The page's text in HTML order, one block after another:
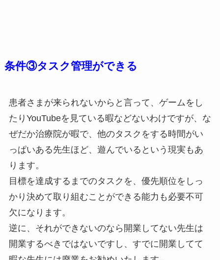
条件③タスク管理ができる
患者さまが来られないからと言って、ゲームをし
たりYouTubeを見ている暇などないわけですが、な
ぜだか治療院が暇で、他のタスクをする時間がい
っぱいある先生ほど、遊んでいるという現実もあ
ります。
目標を達成するまでのタスクを、優先順位をしっ
かり決めて取り組むことができる能力も必要不可
欠になります。
逆に、それができないのなら開業してない先生は
開業するべきではないですし、すでに開業してて